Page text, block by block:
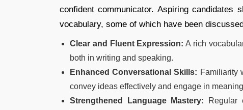
confident communicator. Aspiring candidates
vocabulary, some of which have been
Clear and Fluent Expression: A rich
both in writing and speaking.
Enhanced Conversational Skills: Familiarity
convey ideas effectively and engage in
Strengthened Language Mastery: Regular